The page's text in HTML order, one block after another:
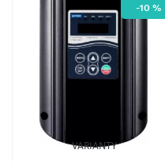
-10 %
VARIANTY